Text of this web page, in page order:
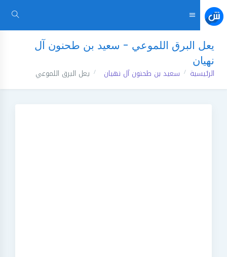
يعل البرق اللموعي - سعيد بن طحنون آل
نهيان
الرئيسية سعيد بن طحنون آل نهيان يعل البرق اللموعي